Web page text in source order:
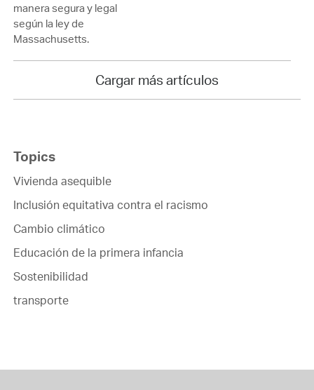
manera segura y legal
según la ley de
Massachusetts.
Cargar más artículos
Topics
Vivienda asequible
Inclusión equitativa contra el racismo
Cambio climático
Educación de la primera infancia
Sostenibilidad
transporte